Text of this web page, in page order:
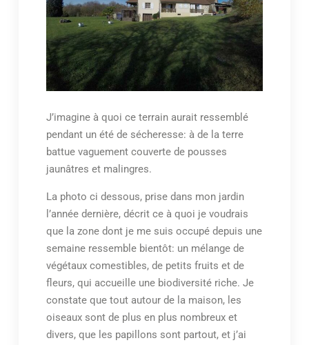
J’imagine à quoi ce terrain aurait ressemblé
pendant un été de sécheresse: à de la terre
battue vaguement couverte de pousses
jaunâtres et malingres.
La photo ci dessous, prise dans mon jardin
l’année dernière, décrit ce à quoi je voudrais
que la zone dont je me suis occupé depuis une
semaine ressemble bientôt: un mélange de
végétaux comestibles, de petits fruits et de
fleurs, qui accueille une biodiversité riche. Je
constate que tout autour de la maison, les
oiseaux sont de plus en plus nombreux et
divers, que les papillons sont partout, et j’ai